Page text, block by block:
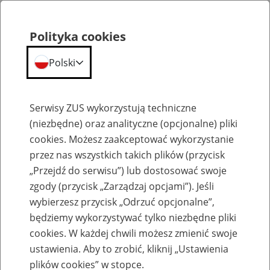
Emerytury
Baza zlikwidowanych lub
przekształconych zakładów pracy
Polityka cookies
Polski
Serwisy ZUS wykorzystują techniczne
(niezbędne) oraz analityczne (opcjonalne) pliki
cookies. Możesz zaakceptować wykorzystanie
przez nas wszystkich takich plików (przycisk
„Przejdź do serwisu”) lub dostosować swoje
zgody (przycisk „Zarządzaj opcjami”). Jeśli
wybierzesz przycisk „Odrzuć opcjonalne”,
będziemy wykorzystywać tylko niezbędne pliki
cookies. W każdej chwili możesz zmienić swoje
ustawienia. Aby to zrobić, kliknij „Ustawienia
plików cookies” w stopce.